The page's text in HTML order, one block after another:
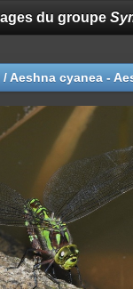
du groupe
/ Aeshna cyanea -